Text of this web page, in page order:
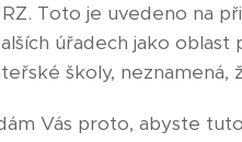
Toto je uvedeno na
úřadech jako
školy, neznamená,
Vás proto, abyste